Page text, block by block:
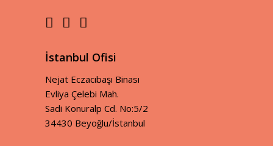
İstanbul Ofisi
Nejat Eczacıbaşı Binası
Evliya Çelebi Mah.
Sadi Konuralp Cd. No:5/2
34430 Beyoğlu/İstanbul